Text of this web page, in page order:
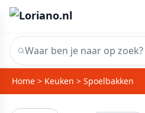
Home > Keuken > Spoelbakken